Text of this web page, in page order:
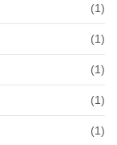
(1)
(1)
(1)
(1)
(1)